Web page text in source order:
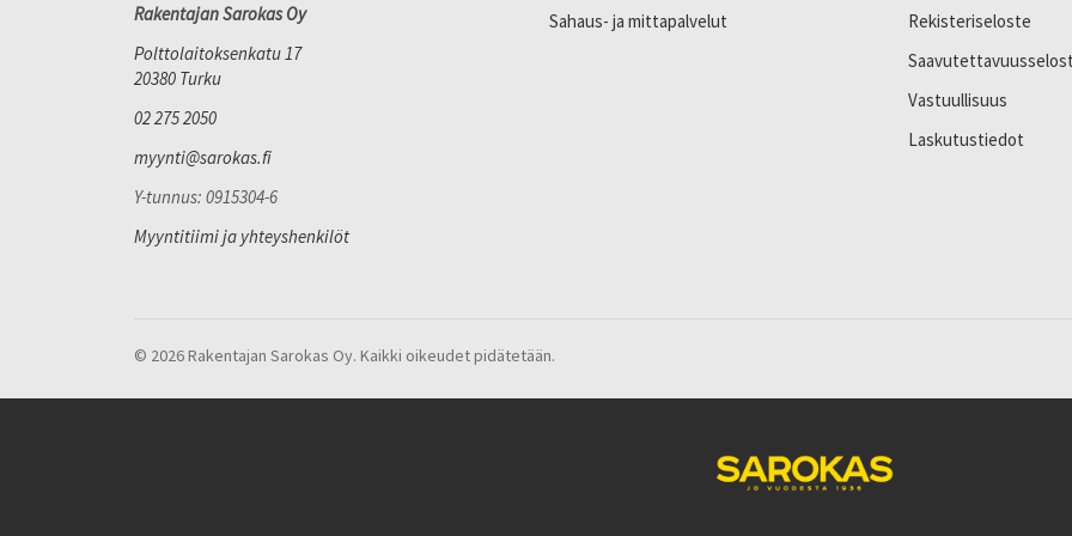
Rakentajan Sarokas Oy
Polttolaitoksenkatu 17
20380 Turku
02 275 2050
myynti@sarokas.fi
Y-tunnus: 0915304-6
Myyntitiimi ja yhteyshenkilöt
Sahaus- ja mittapalvelut
Rekisteriseloste
Vastuullisuus
Laskutustiedot
© 2026 Rakentajan Sarokas Oy. Kaikki oikeudet pidätetään.